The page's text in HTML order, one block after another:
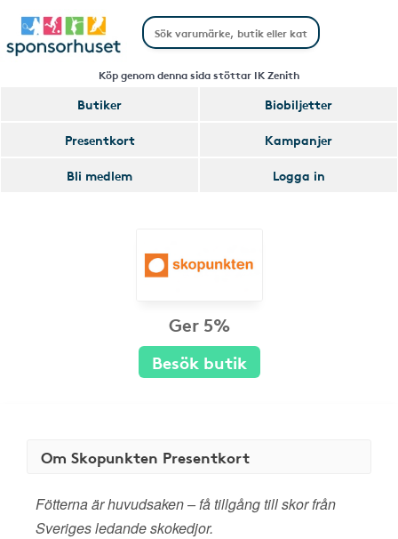
Köp genom denna sida stöttar IK Zenith
Butiker
Biobiljetter
Presentkort
Kampanjer
Bli medlem
Logga in
Ger 5%
Besök butik
Om Skopunkten Presentkort
Fötterna är huvudsaken – få tillgång till skor från
Sveriges ledande skokedjor.